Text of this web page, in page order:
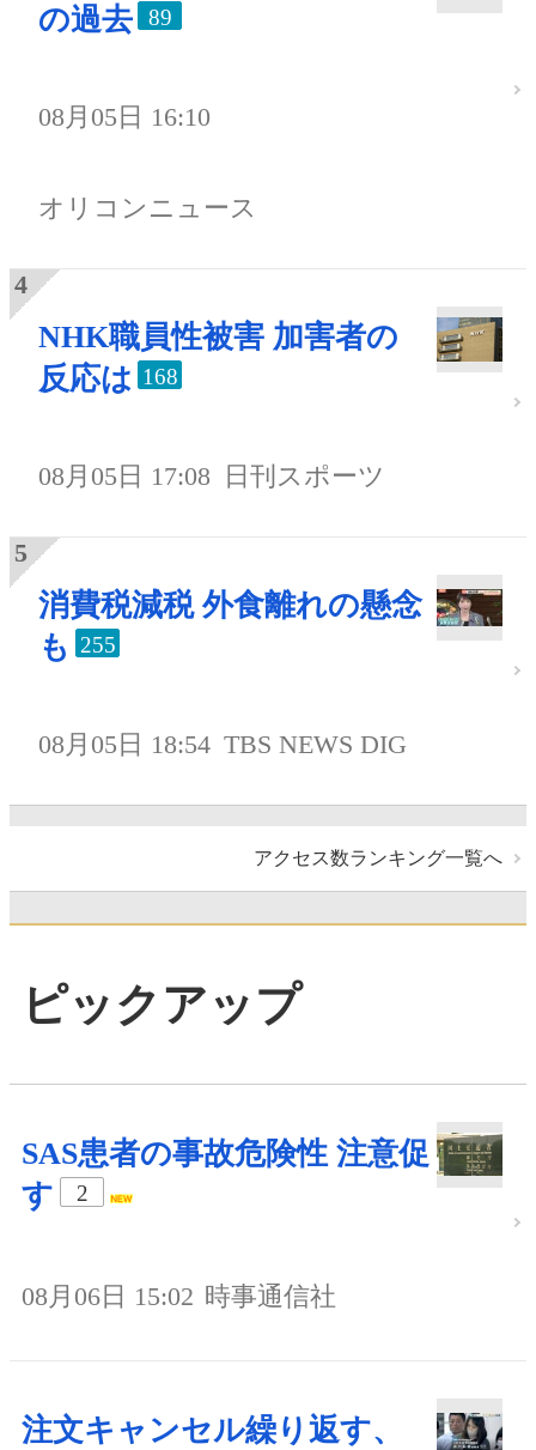
の過去
89
08月05日 16:10
オリコンニュース
NHK職員性被害 加害者の
反応は 168
08月05日 17:08 日刊スポーツ
消費税減税 外食離れの懸念
も
255
08月05日 18:54 TBS NEWS DIG
アクセス数ランキング一覧へ
ピックアップ
SAS患者の事故危険性 注意促
す
2
08月06日 15:02 時事通信社
注文キャンセル繰り返す、